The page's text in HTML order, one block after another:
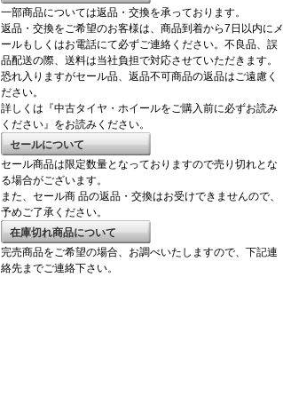
一部商品については返品・交換を承っております。
返品・交換をご希望のお客様は、商品到着から7日以内にメ
ールもしくはお電話にて必ずご連絡ください。不良品、誤
品配送の際、送料は当社負担で対応させていただきます。
恐れ入りますがセール品、返品不可商品の返品はご遠慮く
ださい。
詳しくは『中古タイヤ・ホイールをご購入前に必ずお読み
ください』をお読みください。
セールについて
セール商品は限定数量となっておりますので売り切れとな
る場合がございます。
また、セール商 品の返品・交換はお受けできませんので、
予めご了承ください。
在庫切れ商品について
完売商品をご希望の場合、お調べいたしますので、下記連
絡先までご連絡下さい。